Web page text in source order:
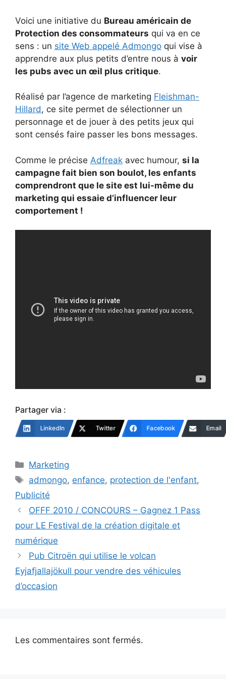
Voici une initiative du Bureau américain de
Protection des consommateurs qui va en ce
sens : un site Web appelé Admongo qui vise à
apprendre aux plus petits d’entre nous à voir
les pubs avec un œil plus critique.
Réalisé par l’agence de marketing Fleishman-
Hillard, ce site permet de sélectionner un
personnage et de jouer à des petits jeux qui
sont censés faire passer les bons messages.
Comme le précise Adfreak avec humour, si la
campagne fait bien son boulot, les enfants
comprendront que le site est lui-même du
marketing qui essaie d’influencer leur
comportement !
Partager via :
LinkedIn Twitter Facebook Email
Catégories
Marketing
Étiquettes
admongo, enfance, protection de l'enfant,
Publicité
OFFF 2010 / CONCOURS – Gagnez 1 Pass
pour LE Festival de la création digitale et
numérique
Pub Citroën qui utilise le volcan
Eyjafjallajökull pour vendre des véhicules
d’occasion
Les commentaires sont fermés.